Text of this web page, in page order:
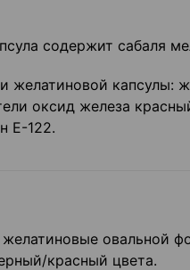
содержит сабаля
желатиновой капсулы:
оксид железа
Е-122.
овальной
красный цвета.